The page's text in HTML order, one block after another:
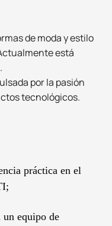
de moda y estilo
está
por la pasión
tecnológicos.
práctica en el
un equipo de